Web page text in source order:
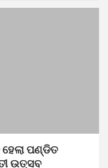
ପଣ୍ଡିତ
ଉତ୍ସବ